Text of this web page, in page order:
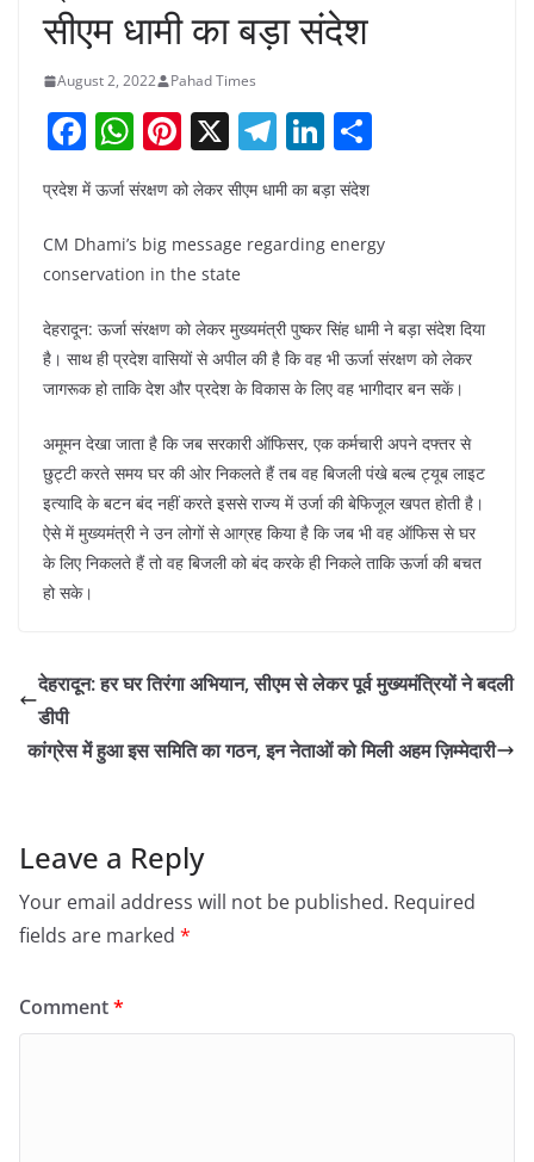
सीएम धामी का बड़ा संदेश
August 2, 2022 Pahad Times
F
a
c
e
b
o
o
k
W
h
at
s
A
p
p
Pi
nt
er
e
st
X T
el
e
gr
m
Li
k
e
n
e
प्रदेश में ऊर्जा संरक्षण को लेकर सीएम धामी का बड़ा संदेश
CM Dhami’s big message regarding energy
conservation in the state
देहरादून: ऊर्जा संरक्षण को लेकर मुख्यमंत्री पुष्कर सिंह धामी ने बड़ा संदेश दिया
है। साथ ही प्रदेश वासियों से अपील की है कि वह भी ऊर्जा संरक्षण को लेकर
जागरूक हो ताकि देश और प्रदेश के विकास के लिए वह भागीदार बन सकें।
अमूमन देखा जाता है कि जब सरकारी ऑफिसर, एक कर्मचारी अपने दफ्तर से
छुट्टी करते समय घर की ओर निकलते हैं तब वह बिजली पंखे बल्ब ट्यूब लाइट
इत्यादि के बटन बंद नहीं करते इससे राज्य में उर्जा की बेफिजूल खपत होती है।
ऐसे में मुख्यमंत्री ने उन लोगों से आग्रह किया है कि जब भी वह ऑफिस से घर
के लिए निकलते हैं तो वह बिजली को बंद करके ही निकले ताकि ऊर्जा की बचत
हो सके।
देहरादून: हर घर तिरंगा अभियान, सीएम से लेकर पूर्व मुख्यमंत्रियों ने बदली
डीपी
कांग्रेस में हुआ इस समिति का गठन, इन नेताओं को मिली अहम ज़िम्मेदारी
Leave a Reply
Your email address will not be published. Required
fields are marked *
Comment*